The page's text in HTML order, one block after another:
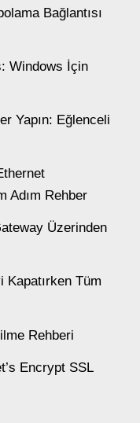
Bağlantısı
Windows İçin
Yapın: Eğlenceli
Adım Rehber
Üzerinden
Kapatırken Tüm
Rehberi
Encrypt SSL